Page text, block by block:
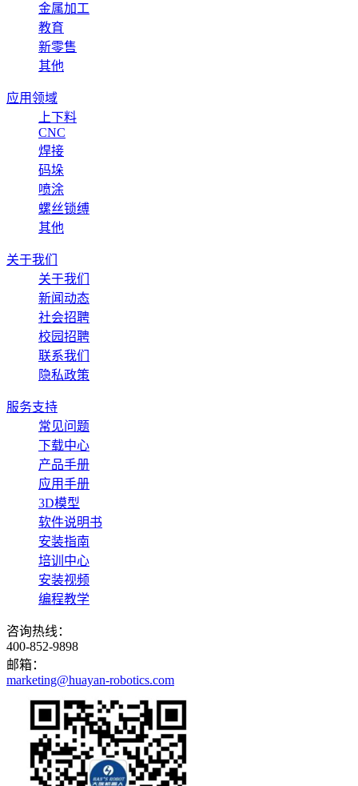
金属加工
教育
新零售
其他
应用领域
上下料
CNC
焊接
码垛
喷涂
螺丝锁缚
其他
关于我们
关于我们
新闻动态
社会招聘
校园招聘
联系我们
隐私政策
服务支持
常见问题
下载中心
产品手册
应用手册
3D模型
软件说明书
安装指南
培训中心
安装视频
编程教学
咨询热线：
400-852-9898
邮箱：
marketing@huayan-robotics.com